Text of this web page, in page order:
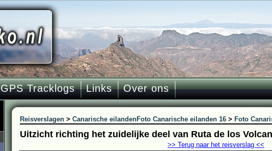
GPS Tracklogs Links Over ons
Reisverslagen > Canarische eilandenFoto Canarische eilanden 16 > Foto
Uitzicht richting het zuidelijke deel van Ruta de los
>> Terug naar het reisverslag <<